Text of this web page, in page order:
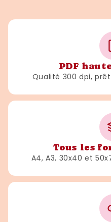
PDF
Qualité 300 dpi,
Tous les
A4, A3, 30x40 et